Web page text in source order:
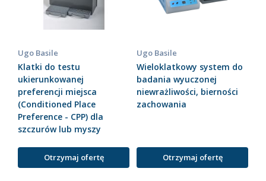
Ugo Basile
Klatki do testu
ukierunkowanej
preferencji miejsca
(Conditioned Place
Preference - CPP) dla
szczurów lub myszy
Otrzymaj ofertę
Ugo Basile
Wieloklatkowy system do
badania wyuczonej
niewrażliwości, bierności
zachowania
Otrzymaj ofertę